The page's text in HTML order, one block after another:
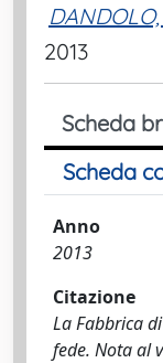
2013
Scheda
Scheda
Anno
2013
Citazione
La Fabbrica
fede. Nota al